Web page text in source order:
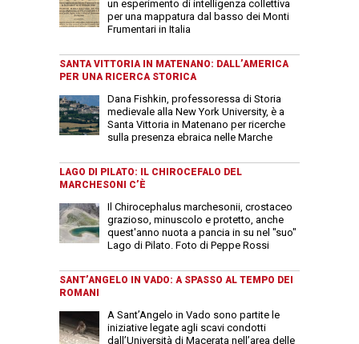
un esperimento di intelligenza collettiva
per una mappatura dal basso dei Monti
Frumentari in Italia
SANTA VITTORIA IN MATENANO: DALL’AMERICA
PER UNA RICERCA STORICA
Dana Fishkin, professoressa di Storia
medievale alla New York University, è a
Santa Vittoria in Matenano per ricerche
sulla presenza ebraica nelle Marche
LAGO DI PILATO: IL CHIROCEFALO DEL
MARCHESONI C’È
Il Chirocephalus marchesonii, crostaceo
grazioso, minuscolo e protetto, anche
quest'anno nuota a pancia in su nel "suo"
Lago di Pilato. Foto di Peppe Rossi
SANT’ANGELO IN VADO: A SPASSO AL TEMPO DEI
ROMANI
A Sant’Angelo in Vado sono partite le
iniziative legate agli scavi condotti
dall’Università di Macerata nell’area delle